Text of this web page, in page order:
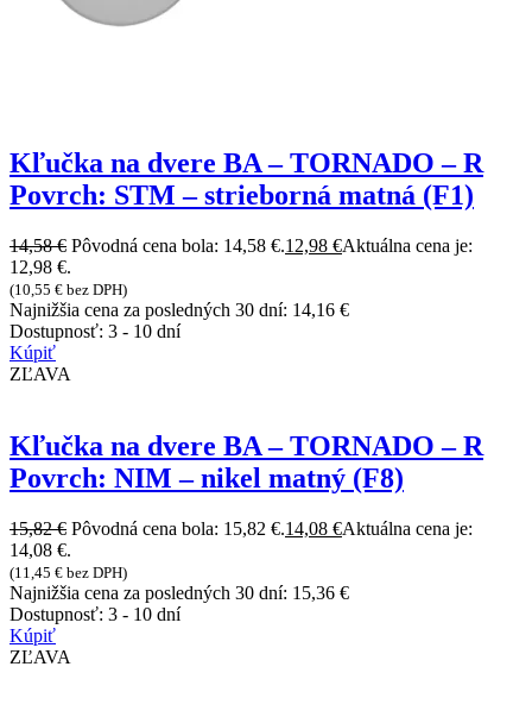
Kľučka na dvere BA – TORNADO – R
Povrch: STM – strieborná matná (F1)
14,58€ Pôvodná cena bola: 14,58 €.12,98 €Aktuálna cena je:
12,98 €.
(10,55 € bez DPH)
Najnižšia cena za posledných 30 dní: 14,16 €
Dostupnosť: 3 - 10 dní
Kúpiť
ZĽAVA
Kľučka na dvere BA – TORNADO – R
Povrch: NIM – nikel matný (F8)
15,82€ Pôvodná cena bola: 15,82 €.14,08 €Aktuálna cena je:
14,08 €.
(11,45 € bez DPH)
Najnižšia cena za posledných 30 dní: 15,36 €
Dostupnosť: 3 - 10 dní
Kúpiť
ZĽAVA